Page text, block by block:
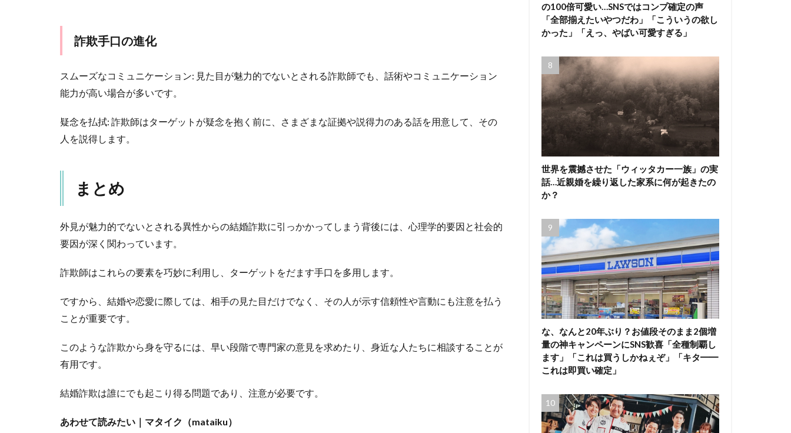
詐欺手口の進化
スムーズなコミュニケーション: 見た目が魅力的でないとされる詐欺師でも、話術やコミュニケーション
能力が高い場合が多いです。
疑念を払拭: 詐欺師はターゲットが疑念を抱く前に、さまざまな証拠や説得力のある話を用意して、その
人を説得します。
まとめ
外見が魅力的でないとされる異性からの結婚詐欺に引っかかってしまう背後には、心理学的要因と社会的
要因が深く関わっています。
詐欺師はこれらの要素を巧妙に利用し、ターゲットをだます手口を多用します。
ですから、結婚や恋愛に際しては、相手の見た目だけでなく、その人が示す信頼性や言動にも注意を払う
ことが重要です。
このような詐欺から身を守るには、早い段階で専門家の意見を求めたり、身近な人たちに相談することが
有用です。
結婚詐欺は誰にでも起こり得る問題であり、注意が必要です。
あわせて読みたい｜マタイク（mataiku）
の100倍可愛い…SNSではコンプ確定の声
「全部揃えたいやつだわ」「こういうの欲し
かった」「えっ、やばい可愛すぎる」
世界を震撼させた「ウィッタカー一族」の実
話…近親婚を繰り返した家系に何が起きたの
か？
な、なんと20年ぶり？お値段そのまま2個増
量の神キャンペーンにSNS歓喜「全種制覇し
ます」「これは買うしかねぇぞ」「キタ━━
これは即買い確定」